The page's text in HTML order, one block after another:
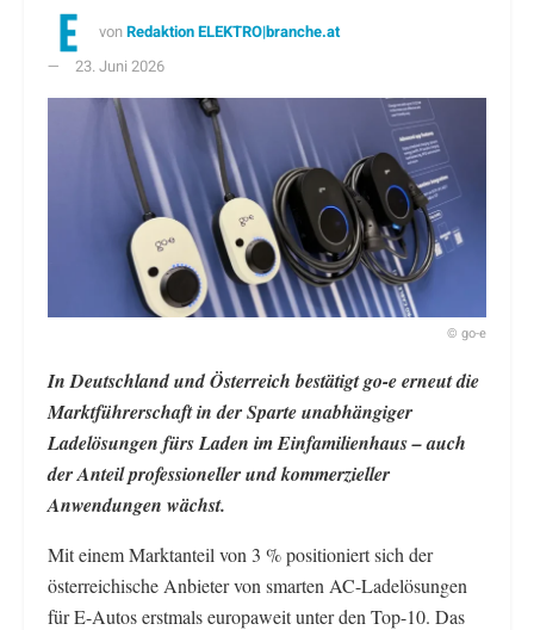
vonRedaktion ELEKTRO|branche.at
23. Juni 2026
© go-e
In Deutschland und Österreich bestätigt go-e erneut die
Marktführerschaft in der Sparte unabhängiger
Ladelösungen fürs Laden im Einfamilienhaus – auch
der Anteil professioneller und kommerzieller
Anwendungen wächst.
Mit einem Marktanteil von 3 % positioniert sich der
österreichische Anbieter von smarten AC-Ladelösungen
für E-Autos erstmals europaweit unter den Top-10. Das